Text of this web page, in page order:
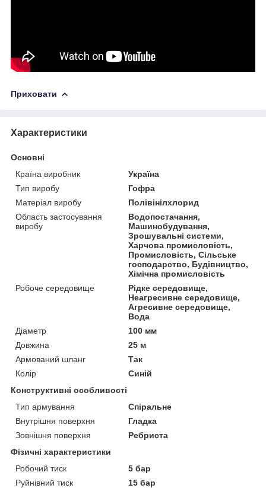
Приховати
Характеристики
Основні
Країна виробник
Україна
Тип виробу
Гофра
Матеріал виробу
Полівінілхлорид
Область застосування
виробу
Водопостачання,
Машинобудування,
Зрошувальні системи,
Харчова промисловість,
Промисловість, Сільське
господарство, Будівництво,
Хімічна промисловість
Робоче середовище
Рідке середовище,
Неагресивне середовище,
Агресивне середовище,
Вода
Діаметр
100 мм
Довжина
25 м
Армований шланг
Так
Колір
Синій
Конструктивні особливості
Тип армування
Спіральне
Внутрішня поверхня
Гладка
Зовнішня поверхня
Ребриста
Фізичні характеристики
Робочий тиск
5 бар
Руйнівний тиск
15 бар